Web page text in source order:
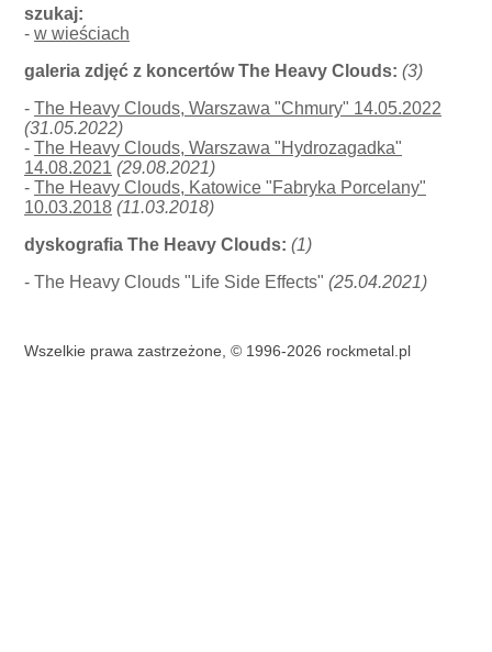
szukaj:
-w wieściach
galeria zdjęć z koncertów The Heavy Clouds: (3)
-The Heavy Clouds, Warszawa "Chmury" 14.05.2022
(31.05.2022)
-The Heavy Clouds, Warszawa "Hydrozagadka"
14.08.2021 (29.08.2021)
-The Heavy Clouds, Katowice "Fabryka Porcelany"
10.03.2018 (11.03.2018)
dyskografia The Heavy Clouds: (1)
- The Heavy Clouds "Life Side Effects"(25.04.2021)
Wszelkie prawa zastrzeżone, © 1996-2026 rockmetal.pl